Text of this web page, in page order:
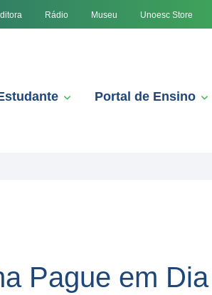
Rádio Museu Unoesc Store
Portal de Ensino
Pague em Dia